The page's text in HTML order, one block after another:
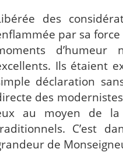
des
par sa force
d’humeur
Ils étaient
déclaration
des
au moyen de la
C’est
de